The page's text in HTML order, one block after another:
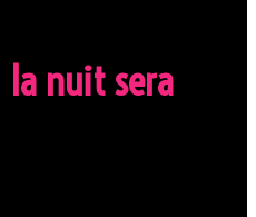
nuit sera